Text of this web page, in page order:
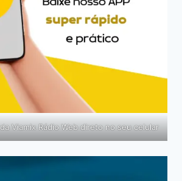
Viamix Rádio Web direto no seu celular